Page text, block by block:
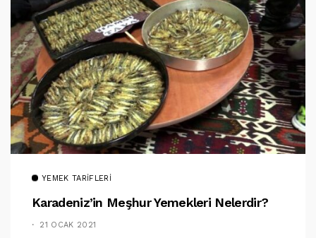
YEMEK TARIFLERI
Karadeniz’in Meşhur Yemekleri Nelerdir?
21 OCAK 2021